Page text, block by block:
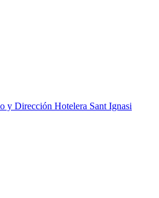
y Dirección Hotelera Sant Ignasi